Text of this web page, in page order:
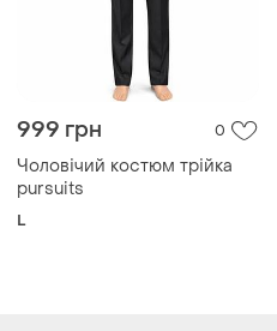
999 грн 0
Чоловічий костюм трійка
pursuits
L